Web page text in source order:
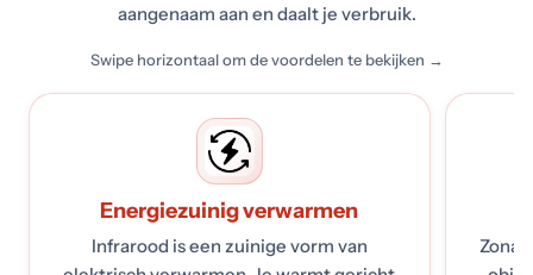
aangenaam aan en daalt je verbruik.
Swipe horizontaal om de voordelen te bekijken →
Energiezuinig verwarmen
Infrarood is een zuinige vorm van